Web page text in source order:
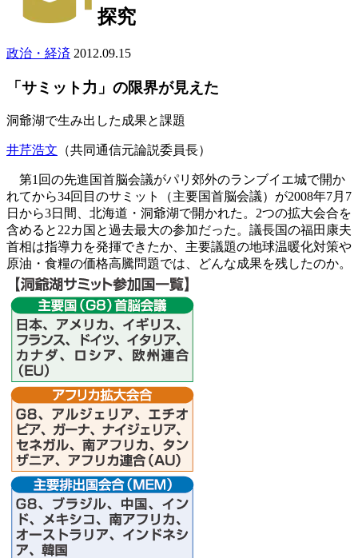
探究
政治・経済 2012.09.15
「サミット力」の限界が見えた
洞爺湖で生み出した成果と課題
井芹浩文 （共同通信元論説委員長）
第1回の先進国首脳会議がパリ郊外のランブイエ城で開か
れてから34回目のサミット（主要国首脳会議）が2008年7月7
日から3日間、北海道・洞爺湖で開かれた。2つの拡大会合を
含めると22カ国と過去最大の参加だった。議長国の福田康夫
首相は指導力を発揮できたか、主要議題の地球温暖化対策や
原油・食糧の価格高騰問題では、どんな成果を残したのか。